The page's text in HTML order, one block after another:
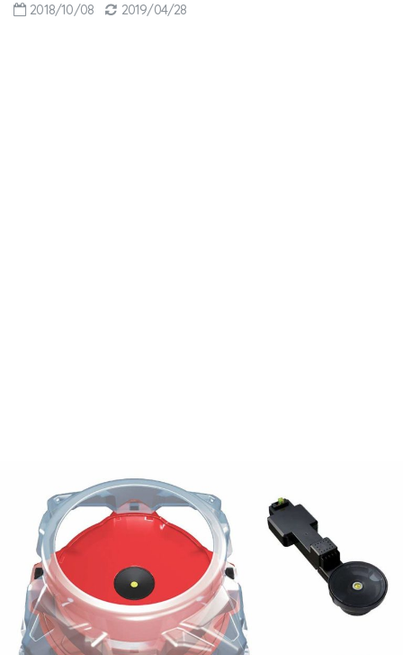
2018/10/08 2019/04/28